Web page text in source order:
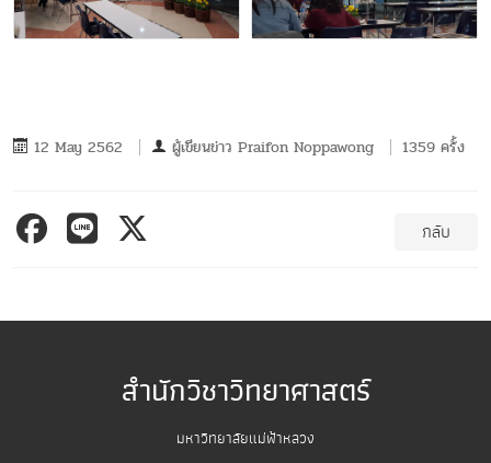
12 May 2562 ผู้เขียนข่าว Praifon Noppawong 1359 ครั้ง
กลับ
สำนักวิชาวิทยาศาสตร์
มหาวิทยาลัยแม่ฟ้าหลวง